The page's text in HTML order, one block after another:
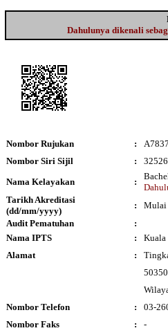
Dahulunya dikenali
Nombor Rujukan :
A7837
Nombor Siri Sijil
:
32526
Nama Kelayakan
:
Tarikh Akreditasi
(dd/mm/yyyy)
:
Mulai
Audit Pematuhan
:
Nama IPTS
:
Alamat
:
50350
Nombor Telefon
:
03-
Nombor Faks
:
-